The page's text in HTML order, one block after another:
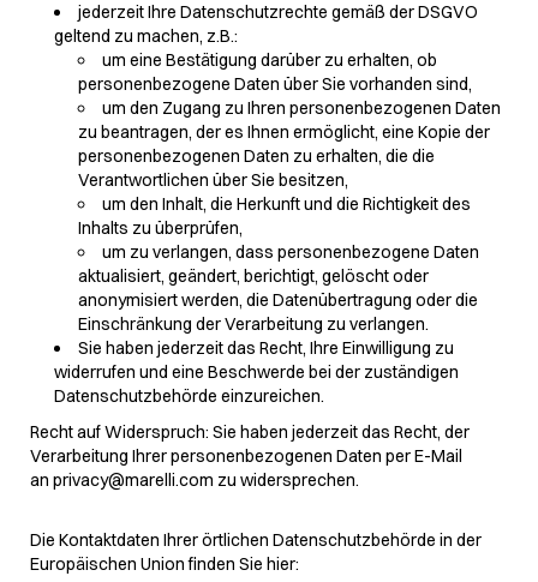
jederzeit Ihre Datenschutzrechte gemäß der DSGVO
geltend zu machen, z.B.:
um eine Bestätigung darüber zu erhalten, ob
personenbezogene Daten über Sie vorhanden sind,
um den Zugang zu Ihren personenbezogenen Daten
zu beantragen, der es Ihnen ermöglicht, eine Kopie der
personenbezogenen Daten zu erhalten, die die
Verantwortlichen über Sie besitzen,
um den Inhalt, die Herkunft und die Richtigkeit des
Inhalts zu überprüfen,
um zu verlangen, dass personenbezogene Daten
aktualisiert, geändert, berichtigt, gelöscht oder
anonymisiert werden, die Datenübertragung oder die
Einschränkung der Verarbeitung zu verlangen.
Sie haben jederzeit das Recht, Ihre Einwilligung zu
widerrufen und eine Beschwerde bei der zuständigen
Datenschutzbehörde einzureichen.
Recht auf Widerspruch: Sie haben jederzeit das Recht, der
Verarbeitung Ihrer personenbezogenen Daten per E-Mail
an privacy@marelli.com zu widersprechen.
Die Kontaktdaten Ihrer örtlichen Datenschutzbehörde in der
Europäischen Union finden Sie hier: